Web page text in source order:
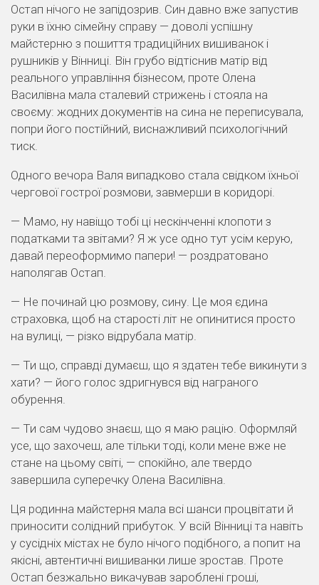
Остап нічого не запідозрив. Син давно вже запустив
руки в їхню сімейну справу — доволі успішну
майстерню з пошиття традиційних вишиванок і
рушників у Вінниці. Він грубо відтіснив матір від
реального управління бізнесом, проте Олена
Василівна мала сталевий стрижень і стояла на
своєму: жодних документів на сина не переписувала,
попри його постійний, виснажливий психологічний
тиск.
Одного вечора Валя випадково стала свідком їхньої
чергової гострої розмови, завмерши в коридорі.
— Мамо, ну навіщо тобі ці нескінченні клопоти з
податками та звітами? Я ж усе одно тут усім керую,
давай переоформимо папери! — роздратовано
наполягав Остап.
— Не починай цю розмову, сину. Це моя єдина
страховка, щоб на старості літ не опинитися просто
на вулиці, — різко відрубала матір.
— Ти що, справді думаєш, що я здатен тебе викинути з
хати? — його голос здригнувся від награного
обурення.
— Ти сам чудово знаєш, що я маю рацію. Оформляй
усе, що захочеш, але тільки тоді, коли мене вже не
стане на цьому світі, — спокійно, але твердо
завершила суперечку Олена Василівна.
Ця родинна майстерня мала всі шанси процвітати й
приносити солідний прибуток. У всій Вінниці та навіть
у сусідніх містах не було нічого подібного, а попит на
якісні, автентичні вишиванки лише зростав. Проте
Остап безжально викачував зароблені гроші,